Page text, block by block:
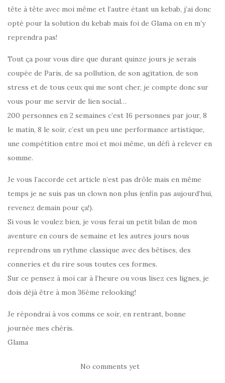
tête à tête avec moi même et l’autre étant un kebab, j’ai donc
opté pour la solution du kebab mais foi de Glama on en m’y
reprendra pas!
Tout ça pour vous dire que durant quinze jours je serais
coupée de Paris, de sa pollution, de son agitation, de son
stress et de tous ceux qui me sont cher, je compte donc sur
vous pour me servir de lien social…
200 personnes en 2 semaines c’est 16 personnes par jour, 8
le matin, 8 le soir, c’est un peu une performance artistique,
une compétition entre moi et moi même, un défi à relever en
somme.
Je vous l’accorde cet article n’est pas drôle mais en même
temps je ne suis pas un clown non plus (enfin pas aujourd’hui,
revenez demain pour ça!).
Si vous le voulez bien, je vous ferai un petit bilan de mon
aventure en cours de semaine et les autres jours nous
reprendrons un rythme classique avec des bêtises, des
conneries et du rire sous toutes ces formes.
Sur ce pensez à moi car à l’heure ou vous lisez ces lignes, je
dois déjà être à mon 36ème relooking!
Je répondrai à vos comms ce soir, en rentrant, bonne
journée mes chéris.
Glama
No comments yet